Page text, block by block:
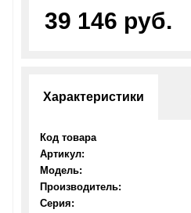
39 146 руб.
Характеристики
Код товара
Артикул:
Модель:
Производитель:
Серия: